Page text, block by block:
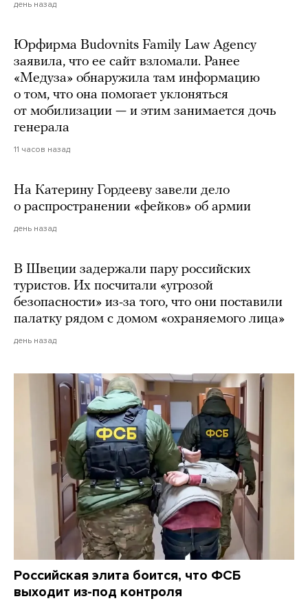
день назад
Юрфирма Budovnits Family Law Agency
заявила, что ее сайт взломали. Ранее
«Медуза» обнаружила там информацию
о том, что она помогает уклоняться
от мобилизации — и этим занимается дочь
генерала
11 часов назад
На Катерину Гордееву завели дело
о распространении «фейков» об армии
день назад
В Швеции задержали пару российских
туристов. Их посчитали «угрозой
безопасности» из-за того, что они поставили
палатку рядом с домом «охраняемого лица»
день назад
Российская элита боится, что ФСБ
выходит из-под контроля